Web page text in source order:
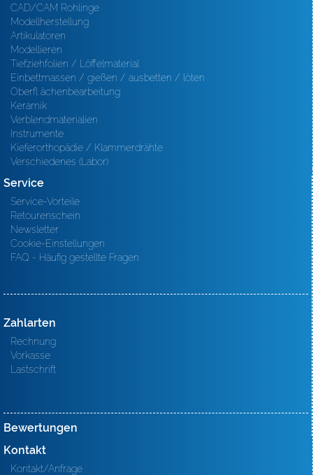
CAD/CAM Rohlinge
Modellherstellung
Artikulatoren
Modellieren
Tiefziehfolien / Löffelmaterial
Einbettmassen / gießen / ausbetten / löten
Oberfl ächenbearbeitung
Keramik
Verblendmaterialien
Instrumente
Kieferorthopädie / Klammerdrähte
Verschiedenes (Labor)
Service
Service-Vorteile
Retourenschein
Newsletter
Cookie-Einstellungen
FAQ - Häufig gestellte Fragen
Zahlarten
Rechnung
Vorkasse
Lastschrift
Bewertungen
Kontakt
Kontakt/Anfrage